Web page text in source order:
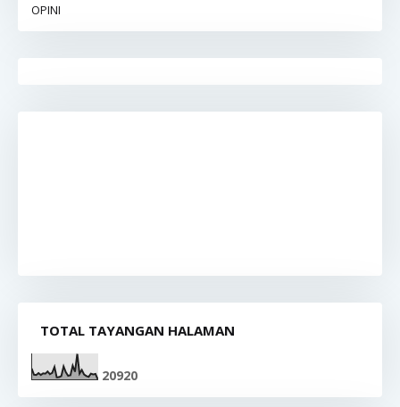
OPINI
TOTAL TAYANGAN HALAMAN
20920